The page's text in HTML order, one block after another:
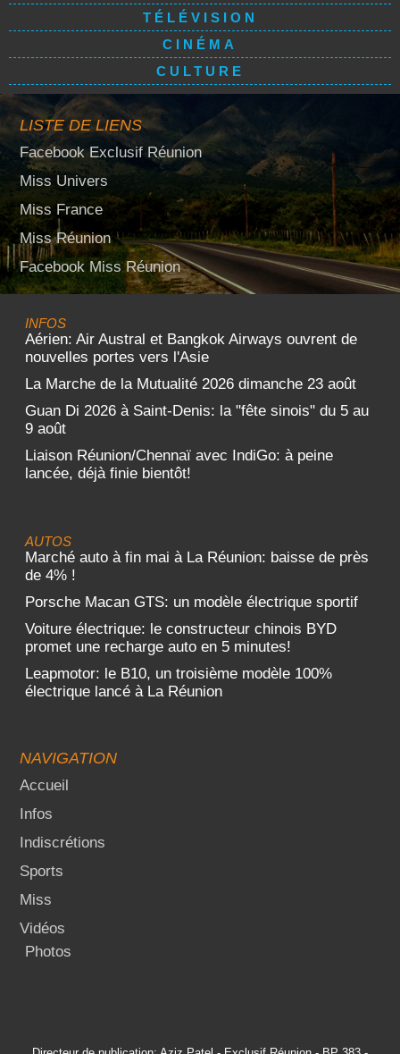
TÉLÉVISION
CINÉMA
CULTURE
LISTE DE LIENS
Facebook Exclusif Réunion
Miss Univers
Miss France
Miss Réunion
Facebook Miss Réunion
INFOS
Aérien: Air Austral et Bangkok Airways ouvrent de
nouvelles portes vers l'Asie
La Marche de la Mutualité 2026 dimanche 23 août
Guan Di 2026 à Saint-Denis: la "fête sinois" du 5 au
9 août
Liaison Réunion/Chennaï avec IndiGo: à peine
lancée, déjà finie bientôt!
AUTOS
Marché auto à fin mai à La Réunion: baisse de près
de 4% !
Porsche Macan GTS: un modèle électrique sportif
Voiture électrique: le constructeur chinois BYD
promet une recharge auto en 5 minutes!
Leapmotor: le B10, un troisième modèle 100%
électrique lancé à La Réunion
NAVIGATION
Accueil
Infos
Indiscrétions
Sports
Miss
Vidéos
Photos